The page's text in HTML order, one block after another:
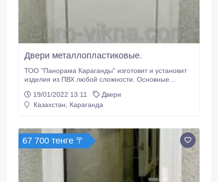
Двери металлопластиковые.
ТОО "Панорама Караганды" изготовит и установит
изделия из ПВХ любой сложности. Основные
тепло- и звукоизоляция, которые имеют особую
ценность в частных домах, квартирах с проблемами
использовать двери ПВХ как межкомнатные,
балконные и входные.
19/01/2022 13:11
Двери
Казахстан, Караганда
67 700 тенге 〒